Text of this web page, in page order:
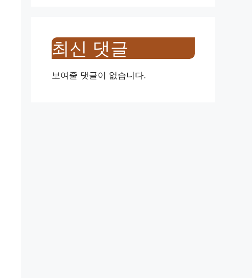
최신 댓글
보여줄 댓글이 없습니다.